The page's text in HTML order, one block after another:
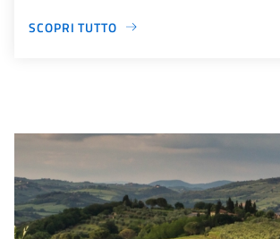
SCOPRI TUTTO